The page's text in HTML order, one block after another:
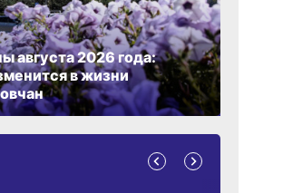
августа 2026 года:
в жизни